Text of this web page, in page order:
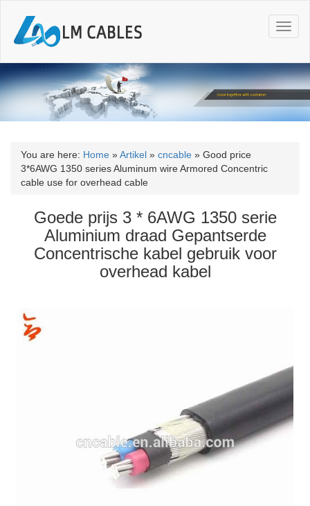
T
o
g
l
n
a
You are here: Home »Artikel » cncable » Good price
3*6AWG 1350 series Aluminum wire Armored Concentric
cable use for overhead cable
Goede prijs 3 * 6AWG 1350 serie
Aluminium draad Gepantserde
Concentrische kabel gebruik voor
overhead kabel